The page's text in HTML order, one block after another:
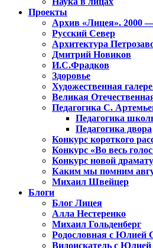
Проекты
Архив «Лицея». 2000
Русский Север
Архитектура
Дмитрий Новиков
И.С.Фрадков
Здоровье
Художественная
Великая
Педагогика С.
Педагогика
Педагогика двора
Конкурс короткого
Конкурс «Во весь
Конкурс новой
Каким мы помним
Михаил Швейцер
Блоги
Блог Лицея
Алла Нестеренко
Михаил Гольденберг
Родословная с Юлией
Видоискатель с